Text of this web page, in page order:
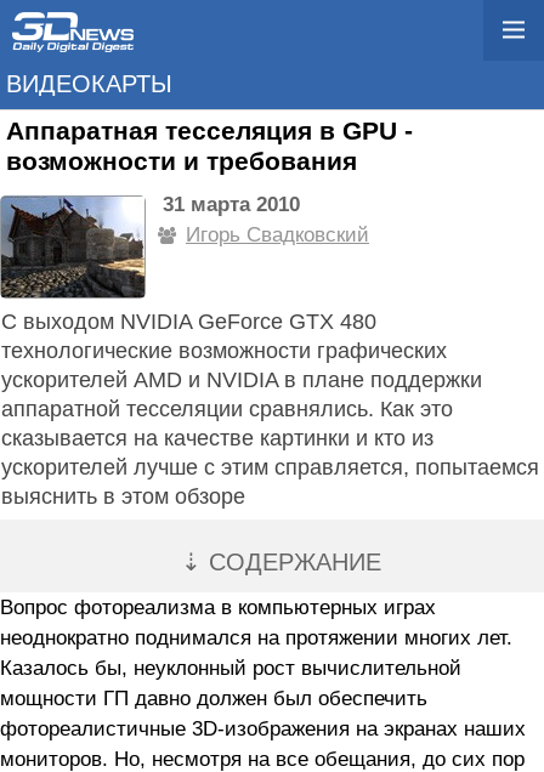
ВИДЕОКАРТЫ
Аппаратная тесселяция в GPU -
возможности и требования
31 марта 2010
Игорь Свадковский
C выходом NVIDIA GeForce GTX 480
технологические возможности графических
ускорителей AMD и NVIDIA в плане поддержки
аппаратной тесселяции сравнялись. Как это
сказывается на качестве картинки и кто из
ускорителей лучше с этим справляется, попытаемся
выяснить в этом обзоре
⇣ СОДЕРЖАНИЕ
Вопрос фотореализма в компьютерных играх
неоднократно поднимался на протяжении многих лет.
Казалось бы, неуклонный рост вычислительной
мощности ГП давно должен был обеспечить
фотореалистичные 3D-изображения на экранах наших
мониторов. Но, несмотря на все обещания, до сих пор